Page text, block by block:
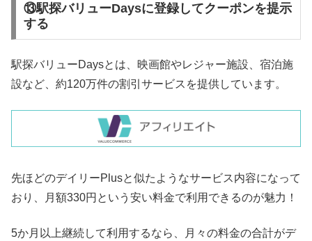
⑬駅探バリューDaysに登録してクーポンを提示
する
駅探バリューDaysとは、映画館やレジャー施設、宿泊施
設など、約120万件の割引サービスを提供しています。
先ほどのデイリーPlusと似たようなサービス内容になって
おり、月額330円という安い料金で利用できるのが魅力！
5か月以上継続して利用するなら、月々の料金の合計がデ